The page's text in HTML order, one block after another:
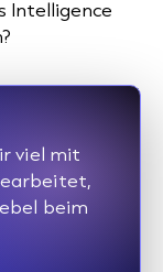
Intelligence
viel mit
beim